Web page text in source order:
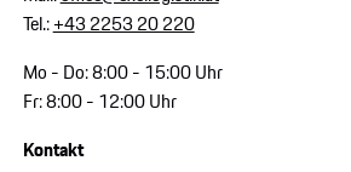
Tel.:+43 2253 20 220
Mo - Do: 8:00 - 15:00 Uhr
Fr: 8:00 - 12:00 Uhr
Kontakt